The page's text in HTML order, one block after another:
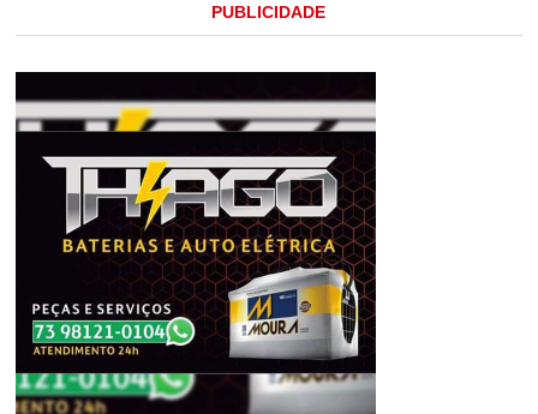
PUBLICIDADE